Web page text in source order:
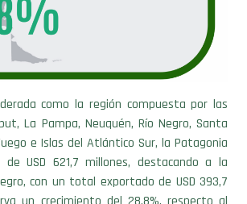
como la región compuesta por las
La Pampa, Neuquén, Río Negro, Santa
e Islas del Atlántico Sur, la Patagonia
USD 621,7 millones, destacando a la
con un total exportado de USD 393,7
un crecimiento del 28,8%, respecto al
continúa como la única región que